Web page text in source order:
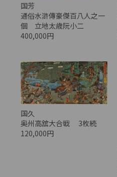
国芳
通俗水滸傳豪傑百八人之一
個 立地太歳阮小二
400,000円
国久
奥州高舘大合戦 3枚続
120,000円